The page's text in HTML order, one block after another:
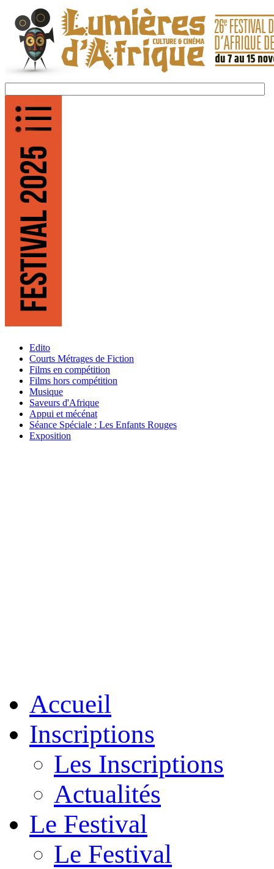
Edito
Courts Métrages de Fiction
Films en compétition
Films hors compétition
Musique
Saveurs d'Afrique
Appui et mécénat
Séance Spéciale : Les Enfants Rouges
Exposition
Accueil
Inscriptions
Les Inscriptions
Actualités
Le Festival
Le Festival